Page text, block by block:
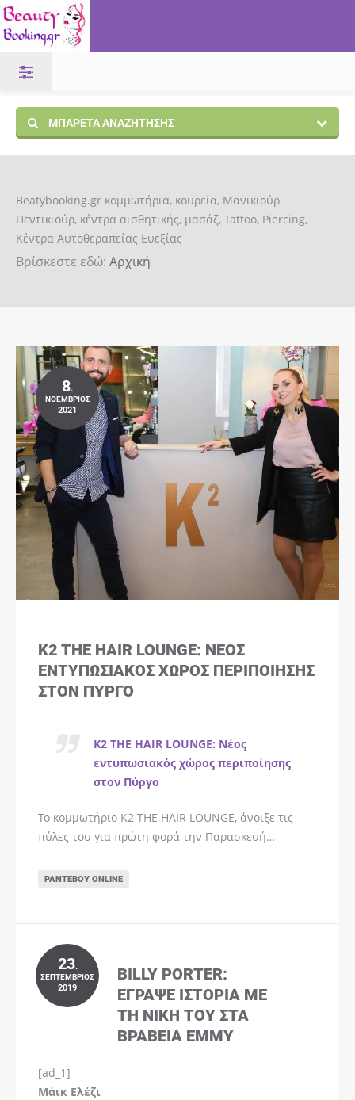
ΜΠΑΡΈΤΑ ΑΝΑΖΉΤΗΣΗΣ
Beatybooking.gr κομμωτήρια, κουρεία, Μανικιούρ
Πεντικιούρ, κέντρα αισθητικής, μασάζ, Tattoo, Piercing,
Κέντρα Αυτοθεραπείας Ευεξίας
Βρίσκεστε εδώ: Αρχική
8.
ΝΟΈΜΒΡΙΟΣ
2021
K2 THE HAIR LOUNGE: ΝΈΟΣ
ΕΝΤΥΠΩΣΙΑΚΌΣ ΧΏΡΟΣ ΠΕΡΙΠΟΊΗΣΗΣ
ΣΤΟΝ ΠΎΡΓΟ
K2 THE HAIR LOUNGE: Νέος
εντυπωσιακός χώρος περιποίησης
στον Πύργο
Το κομμωτήριο K2 THE HAIR LOUNGE, άνοιξε τις
πύλες του για πρώτη φορά την Παρασκευή…
ΡΑΝΤΕΒΟΎ ONLINE
23.
ΣΕΠΤΈΜΒΡΙΟΣ
2019
BILLY PORTER:
ΈΓΡΑΨΕ ΙΣΤΟΡΊΑ ΜΕ
ΤΗ ΝΊΚΗ ΤΟΥ ΣΤΑ
ΒΡΑΒΕΊΑ EMMY
[ad_1]
Μάικ ΕλέζιInstagram